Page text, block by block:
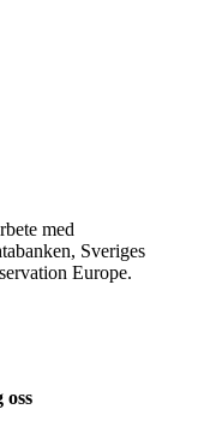
med
Sveriges
Europe.
oss